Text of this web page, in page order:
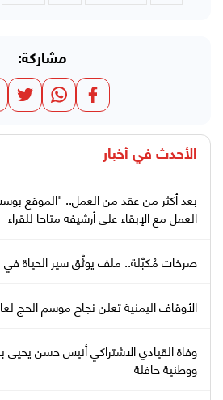
مشاركة:
الأحدث في أخبار
بعد أكثر من عقد من العمل.. "الموقع
العمل مع الإبقاء على أرشيفه متاحا للقراء
صرخات مُكبّلة.. ملف يوثّق سير الحياة في
الأوقاف اليمنية تعلن نجاح موسم الحج لعام
وفاة القيادي الاشتراكي أنيس حسن
ووطنية حافلة